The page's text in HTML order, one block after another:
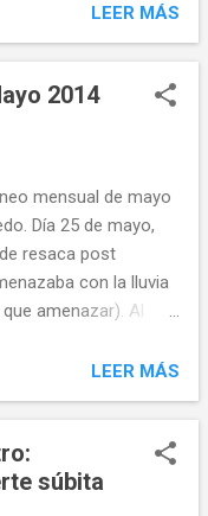
tenido buen
y bastante
LEER MÁS
2014
mensual de mayo
Día 25 de mayo,
resaca post
con la lluvia
amenazar). Al
Dos de ellos
mundo del disco de
Bruno en la
en la absoluta (con
en su estreno).
LEER MÁS
súbita